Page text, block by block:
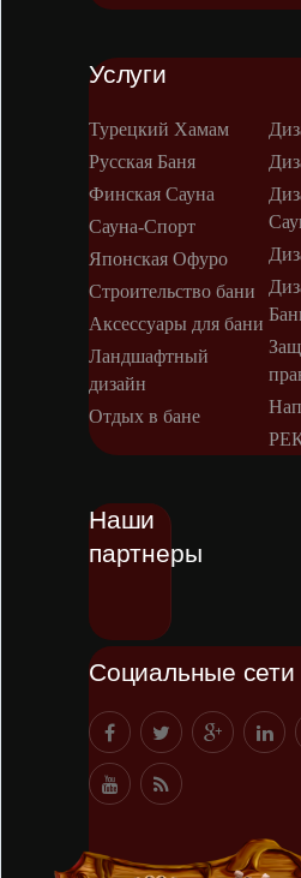
Услуги
Турецкий Хамам
Русская Баня
Финская Сауна
Сауна-Спорт
Японская Офуро
Строительство бани
Аксессуары для бани
Ландшафтный
дизайн
Отдых в бане
Наши
партнеры
Социальные сети